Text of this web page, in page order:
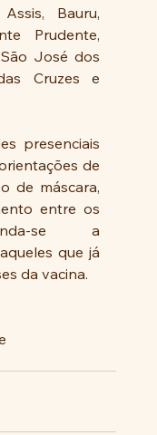
Bauru,
Prudente,
José dos
Cruzes e
presenciais
de
de máscara,
entre os
se a
que já
da vacina.